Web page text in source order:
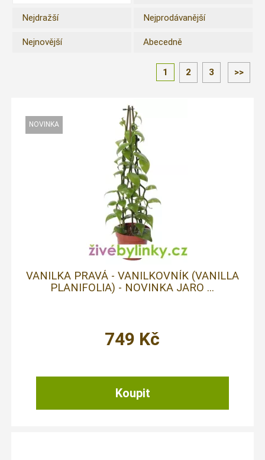
Nejdražší Nejprodávanější
Nejnovější Abecedně
1 2 3 >>
VANILKA PRAVÁ - VANILKOVNÍK (VANILLA
PLANIFOLIA) - NOVINKA JARO ...
749 Kč